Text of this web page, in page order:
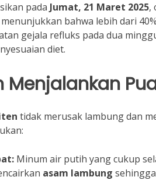
pada Jumat, 21 Maret 2025,
bahwa lebih dari
gejala refluks pada dua
diet.
Menjalankan
tidak merusak lambung dan
Minum air putih yang cukup
asam lambung